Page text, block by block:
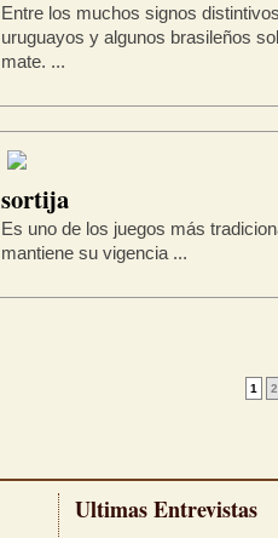
Entre los muchos signos
uruguayos y algunos brasileños
mate. ...
sortija
Es uno de los juegos más
mantiene su vigencia ...
1 2
Ultimas Entrevistas